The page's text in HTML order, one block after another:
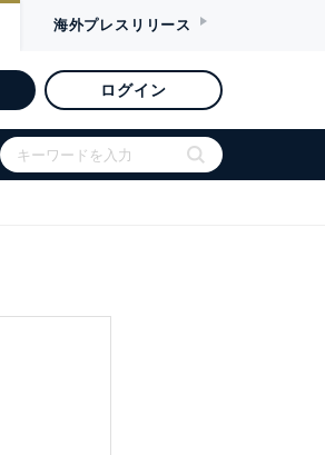
海外プレスリリース
ログイン